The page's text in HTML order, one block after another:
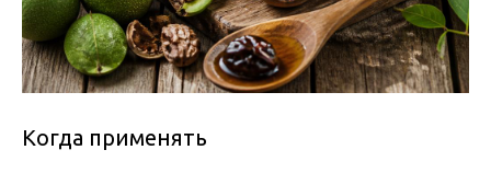
Когда применять